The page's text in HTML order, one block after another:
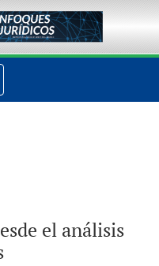
de las ciencias penales
el análisis